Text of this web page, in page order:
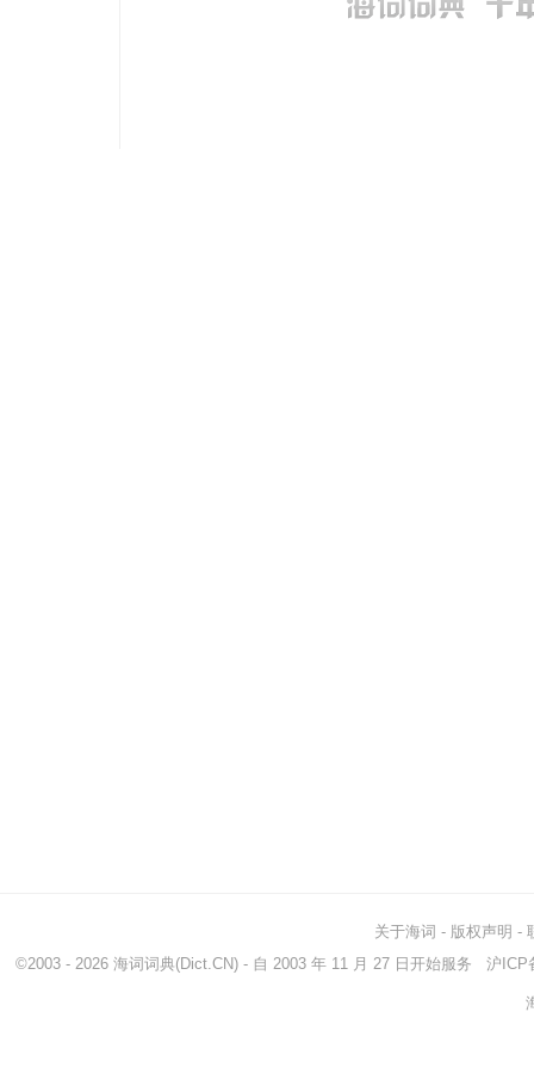
关于海词 - 版权声明 -
©2003 - 2026 海词词典(Dict.CN) - 自 2003 年 11 月 27 日开始服务 沪ICP